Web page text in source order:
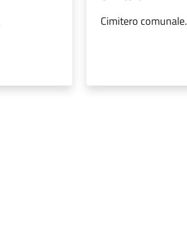
Cimitero comunale.